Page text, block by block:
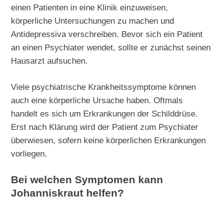
einen Patienten in eine Klinik einzuweisen,
körperliche Untersuchungen zu machen und
Antidepressiva verschreiben. Bevor sich ein Patient
an einen Psychiater wendet, sollte er zunächst seinen
Hausarzt aufsuchen.
Viele psychiatrische Krankheitssymptome können
auch eine körperliche Ursache haben. Oftmals
handelt es sich um Erkrankungen der Schilddrüse.
Erst nach Klärung wird der Patient zum Psychiater
überwiesen, sofern keine körperlichen Erkrankungen
vorliegen.
Bei welchen Symptomen kann
Johanniskraut helfen?